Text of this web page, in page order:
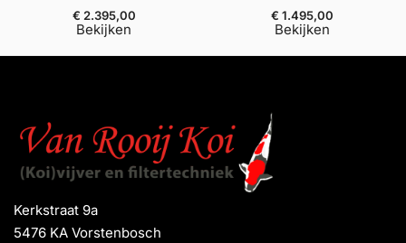
€ 2.395,00
Bekijken
€ 1.495,00
Bekijken
Kerkstraat 9a
5476 KA Vorstenbosch